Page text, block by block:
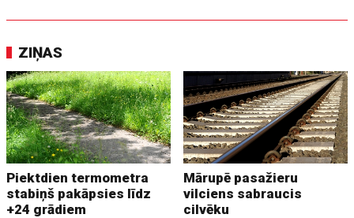
ZIŅAS
Piektdien termometra
stabiņš pakāpsies līdz
+24 grādiem
Mārupē pasažieru
vilciens sabraucis
cilvēku